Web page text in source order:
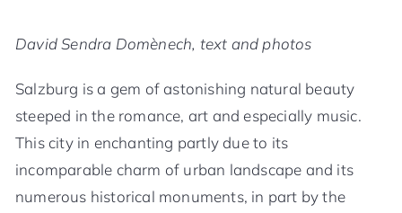
David Sendra Domènech, text and photos
Salzburg is a gem of astonishing natural beauty
steeped in the romance, art and especially music.
This city in enchanting partly due to its
incomparable charm of urban landscape and its
numerous historical monuments, in part by the